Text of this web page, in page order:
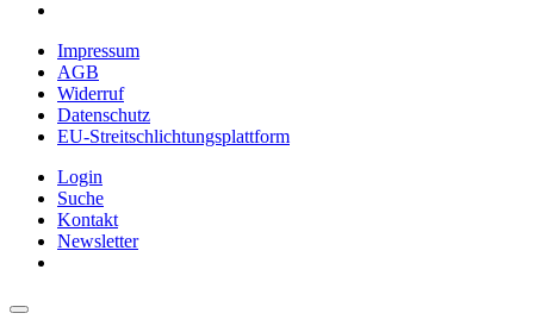
Impressum
AGB
Widerruf
Datenschutz
EU-Streitschlichtungsplattform
Login
Suche
Kontakt
Newsletter